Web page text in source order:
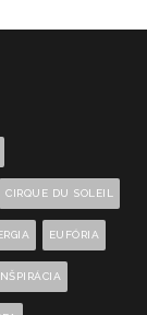
CIRQUE DU SOLEIL
EUFÓRIA